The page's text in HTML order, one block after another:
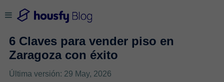
6 Claves para vender piso en
Zaragoza con éxito
Última versión: 29 May, 2026